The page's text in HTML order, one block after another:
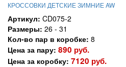
КРОССОВКИ ДЕТСКИЕ ЗИМНИЕ AW
Артикул: CD075-2
Размеры: 26 - 31
Кол-во пар в коробке: 8
Цена за пару: 890 руб.
Цена за коробку: 7120 руб.